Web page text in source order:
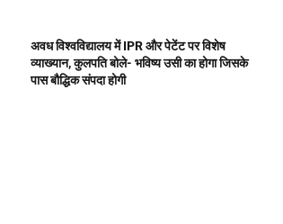
अवध विश्वविद्यालय में IPR और पेटेंट पर विशेष
व्याख्यान, कुलपति बोले- भविष्य उसी का होगा जिसके
पास बौद्धिक संपदा होगी